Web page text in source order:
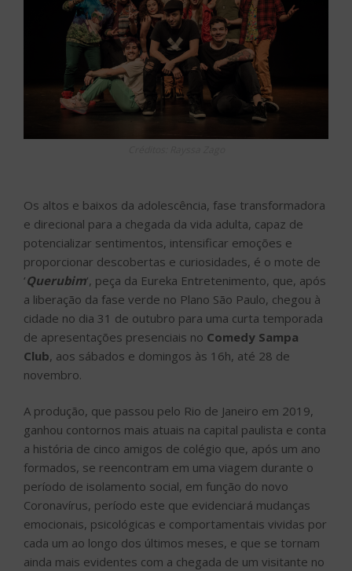
Os altos e baixos da adolescência, fase transformadora
e direcional para a chegada da vida adulta, capaz de
potencializar sentimentos, intensificar emoções e
proporcionar descobertas e curiosidades, é o mote de
‘Querubim‘, peça da Eureka Entretenimento, que, após
a liberação da fase verde no Plano São Paulo, chegou à
cidade no dia 31 de outubro para uma curta temporada
de apresentações presenciais no Comedy Sampa
Club, aos sábados e domingos às 16h, até 28 de
novembro.
A produção, que passou pelo Rio de Janeiro em 2019,
ganhou contornos mais atuais na capital paulista e conta
a história de cinco amigos de colégio que, após um ano
formados, se reencontram em uma viagem durante o
período de isolamento social, em função do novo
Coronavírus, período este que evidenciará mudanças
emocionais, psicológicas e comportamentais vividas por
cada um ao longo dos últimos meses, e que se tornam
ainda mais evidentes com a chegada de um visitante no